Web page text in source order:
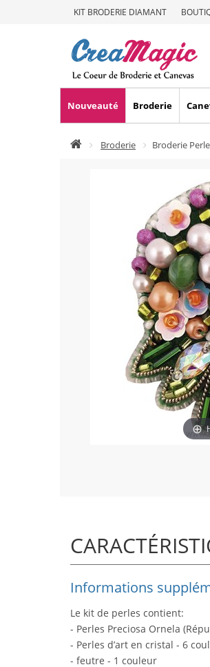
KIT BRODERIE DIAMANT
Nouveauté Broderie
Broderie Broderie
Informations
Le kit de perles contient:
- Perles Preciosa Ornela
- Perles d’art en cristal - 6
- feutre - 1 couleur